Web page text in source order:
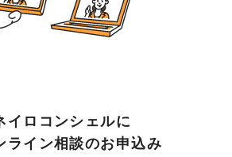
イロコンシェルに
ライン相談のお申込み